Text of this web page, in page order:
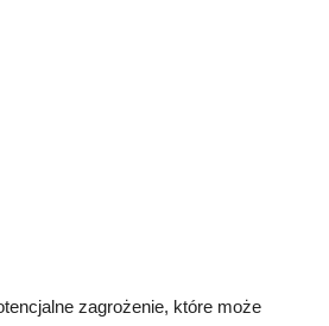
zagrożenie, które może